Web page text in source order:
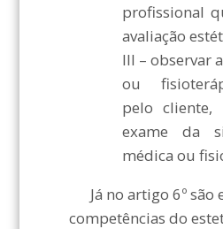
profissional
avaliação
III – observar
ou
pelo cliente,
exame da
médica ou
Já no artigo 6º são
competências do